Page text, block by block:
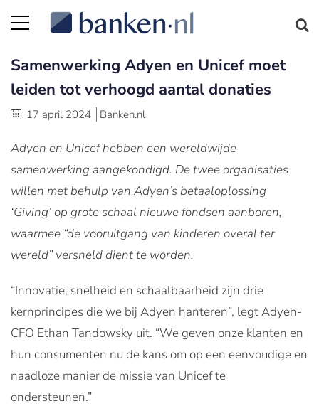
Samenwerking Adyen en Unicef moet
leiden tot verhoogd aantal donaties
17 april 2024 Banken.nl
Adyen en Unicef hebben een wereldwijde
samenwerking aangekondigd. De twee organisaties
willen met behulp van Adyen’s betaaloplossing
‘Giving’ op grote schaal nieuwe fondsen aanboren,
waarmee “de vooruitgang van kinderen overal ter
wereld” versneld dient te worden.
“Innovatie, snelheid en schaalbaarheid zijn drie
kernprincipes die we bij Adyen hanteren”, legt Adyen-
CFO Ethan Tandowsky uit. “We geven onze klanten en
hun consumenten nu de kans om op een eenvoudige en
naadloze manier de missie van Unicef te
ondersteunen.”